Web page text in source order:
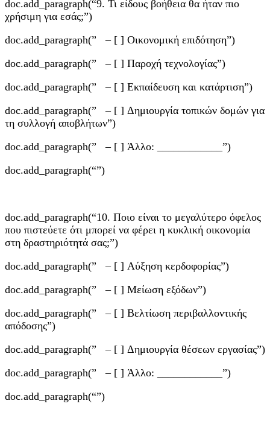
doc.add_paragraph(“9. Τι είδους βοήθεια θα ήταν πιο
χρήσιμη για εσάς;”)
doc.add_paragraph(” – [ ] Οικονομική επιδότηση”)
doc.add_paragraph(” – [ ] Παροχή τεχνολογίας”)
doc.add_paragraph(” – [ ] Εκπαίδευση και κατάρτιση”)
doc.add_paragraph(” – [ ] Δημιουργία τοπικών δομών για
τη συλλογή αποβλήτων”)
doc.add_paragraph(” – [ ] Άλλο: ____________”)
doc.add_paragraph(“”)
doc.add_paragraph(“10. Ποιο είναι το μεγαλύτερο όφελος
που πιστεύετε ότι μπορεί να φέρει η κυκλική οικονομία
στη δραστηριότητά σας;”)
doc.add_paragraph(” – [ ] Αύξηση κερδοφορίας”)
doc.add_paragraph(” – [ ] Μείωση εξόδων”)
doc.add_paragraph(” – [ ] Βελτίωση περιβαλλοντικής
απόδοσης”)
doc.add_paragraph(” – [ ] Δημιουργία θέσεων εργασίας”)
doc.add_paragraph(” – [ ] Άλλο: ____________”)
doc.add_paragraph(“”)